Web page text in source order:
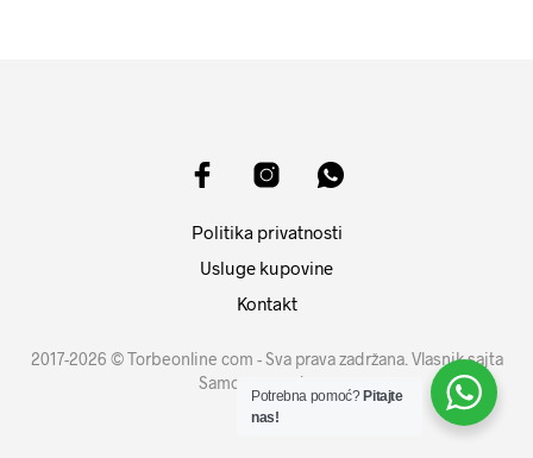
Politika privatnosti
Usluge kupovine
Kontakt
2017-2026 © Torbeonline com - Sva prava zadržana. Vlasnik sajta
Samouprava d.o.o.
Potrebna pomoć? Pitajte
nas!